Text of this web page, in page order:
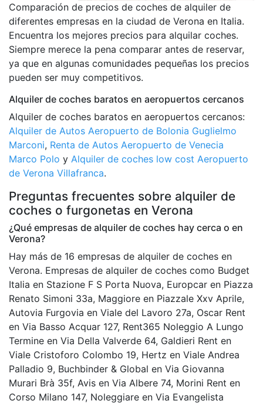
Comparación de precios de coches de alquiler de
diferentes empresas en la ciudad de Verona en Italia.
Encuentra los mejores precios para alquilar coches.
Siempre merece la pena comparar antes de reservar,
ya que en algunas comunidades pequeñas los precios
pueden ser muy competitivos.
Alquiler de coches baratos en aeropuertos cercanos
Alquiler de coches baratos en aeropuertos cercanos:
Alquiler de Autos Aeropuerto de Bolonia Guglielmo
Marconi, Renta de Autos Aeropuerto de Venecia
Marco Polo y Alquiler de coches low cost Aeropuerto
de Verona Villafranca.
Preguntas frecuentes sobre alquiler de
coches o furgonetas en Verona
¿Qué empresas de alquiler de coches hay cerca o en
Verona?
Hay más de 16 empresas de alquiler de coches en
Verona. Empresas de alquiler de coches como Budget
Italia en Stazione F S Porta Nuova, Europcar en Piazza
Renato Simoni 33a, Maggiore en Piazzale Xxv Aprile,
Autovia Furgovia en Viale del Lavoro 27a, Oscar Rent
en Via Basso Acquar 127, Rent365 Noleggio A Lungo
Termine en Via Della Valverde 64, Galdieri Rent en
Viale Cristoforo Colombo 19, Hertz en Viale Andrea
Palladio 9, Buchbinder & Global en Via Giovanna
Murari Brà 35f, Avis en Via Albere 74, Morini Rent en
Corso Milano 147, Noleggiare en Via Evangelista